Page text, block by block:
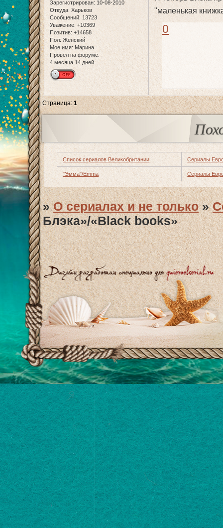
Зарегистрирован: 10-08-2010
Откуда: Харьков
Сообщений: 13723
Уважение: +10369
Позитив: +14658
Пол: Женский
Мое имя: Марина
Провел на форуме:
4 месяца 14 дней
"маленькая
0
Страница:1
Список сериалов Великобритании Сериалы
"Эмма"/Emma Сериалы
»О сериалах и не только »
Блэка»/«Black books»